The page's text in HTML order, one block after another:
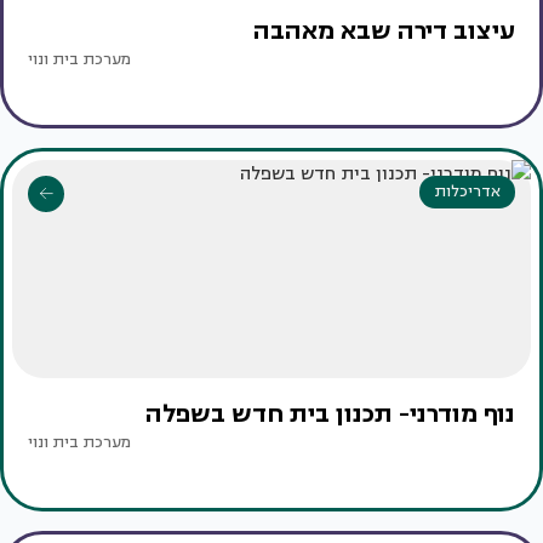
עיצוב דירה שבא מאהבה
מערכת בית ונוי
אדריכלות
נוף מודרני- תכנון בית חדש בשפלה
מערכת בית ונוי